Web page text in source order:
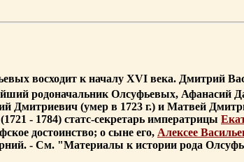
восходит к началу XVI века. Дмитрий
родоначальник Олсуфьевых, Афанасий
Дмитриевич (умер в 1723 г.) и Матвей
- 1784) статс-секретарь императрицы
достоинство; о сыне его, Алексее
- См. "Материалы к истории рода